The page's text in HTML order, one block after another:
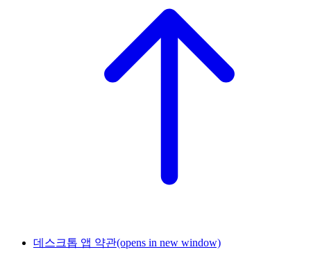
데스크톱 앱 약관(opens in new window)